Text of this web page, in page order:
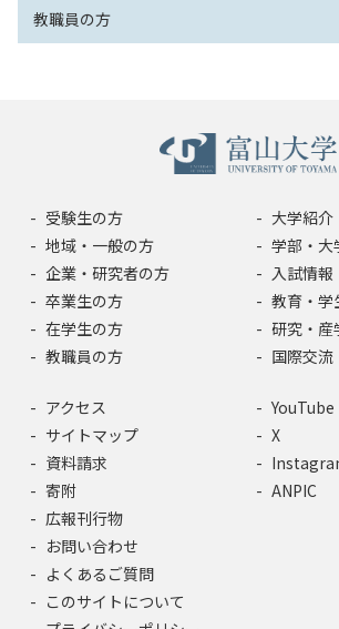
教職員の方
受験生の方
地域・一般の方
企業・研究者の方
卒業生の方
在学生の方
教職員の方
大学紹介
学部・大
入試情報
教育・学
研究・産
国際交流
アクセス
サイトマップ
資料請求
寄附
広報刊行物
お問い合わせ
よくあるご質問
このサイトについて
YouTube
X
ANPIC